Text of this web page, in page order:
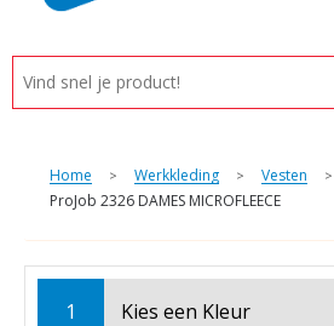
Custom made
Home > Werkkleding > Vesten >
ProJob 2326 DAMES MICROFLEECE
1 Kies een Kleur